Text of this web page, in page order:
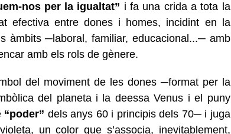
nos per la igualtat” i fa una crida a tota la
efectiva entre dones i homes, incidint en la
àmbits ─laboral, familiar, educacional...─ amb
amb els rols de gènere.
del moviment de les dones ─format per la
del planeta i la deessa Venus i el puny
“poder” dels anys 60 i principis dels 70─ i juga
un color que s’associa, inevitablement,